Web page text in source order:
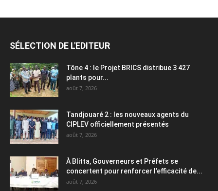
SÉLECTION DE L'EDITEUR
Tône 4 : le Projet BRICS distribue 3 427
plants pour...
août 7, 2026
Tandjouaré 2 : les nouveaux agents du
CIPLEV officiellement présentés
août 7, 2026
À Blitta, Gouverneurs et Préfets se
concertent pour renforcer l’efficacité de...
août 7, 2026